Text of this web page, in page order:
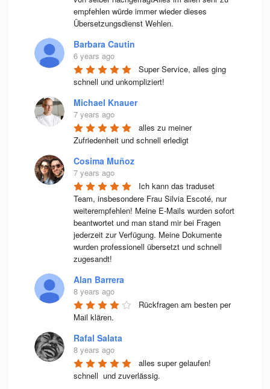
empfehlen würde immer wieder dieses
Übersetzungsdienst Wehlen.
Barbara Cautin
6 years ago
Super Service, alles ging
schnell und unkompliziert!
Michael Knauer
7 years ago
alles zu meiner
Zufriedenheit und schnell erledigt
Cosima Muñoz
7 years ago
Ich kann das traduset
Team, insbesondere Frau Silvia Escoté, nur
weiterempfehlen! Meine E-Mails wurden sofort
beantwortet und man stand mir bei Fragen
jederzeit zur Verfügung. Meine Dokumente
wurden professionell übersetzt und schnell
zugesandt!
Alan Barrera
8 years ago
Rückfragen am besten per
Mail klären.
Rafal Salata
8 years ago
alles super gelaufen!
schnell  und zuverlässig.